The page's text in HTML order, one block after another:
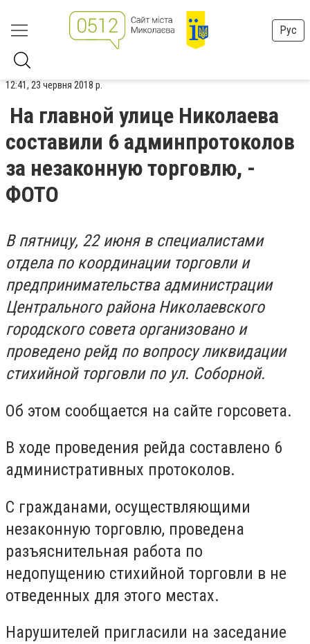
Рус
12:41, 23 червня 2018 р.
На главной улице Николаева
составили 6 админпротоколов
за незаконную торговлю, -
ФОТО
В пятницу, 22 июня в специалистами
отдела по координации торговли и
предпринимательства администрации
Центрального района Николаевского
городского совета организовано и
проведено рейд по вопросу ликвидации
стихийной торговли по ул. Соборной.
Об этом сообщается на сайте горсовета.
В ходе проведения рейда составлено 6
административных протоколов.
С гражданами, осуществляющими
незаконную торговлю, проведена
разъяснительная работа по
недопущению стихийной торговли в не
отведенных для этого местах.
Нарушителей пригласили на заседание